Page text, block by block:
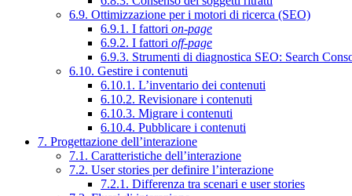
6.9. Ottimizzazione per i motori di ricerca (SEO)
6.9.1. I fattori on-page
6.9.2. I fattori off-page
6.9.3. Strumenti di diagnostica SEO: Search
6.10. Gestire i contenuti
6.10.1. L’inventario dei contenuti
6.10.2. Revisionare i contenuti
6.10.3. Migrare i contenuti
6.10.4. Pubblicare i contenuti
7. Progettazione dell’interazione
7.1. Caratteristiche dell’interazione
7.2. User stories per definire l’interazione
7.2.1. Differenza tra scenari e user stories